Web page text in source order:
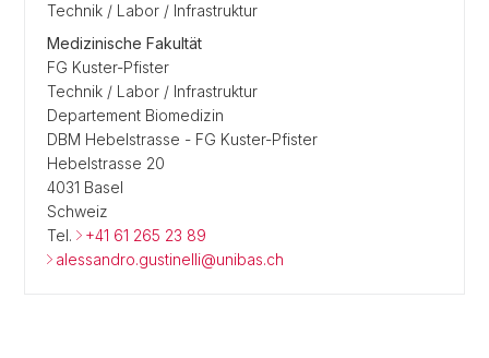
Technik / Labor / Infrastruktur
Medizinische Fakultät
FG Kuster-Pfister
Technik / Labor / Infrastruktur
Departement Biomedizin
DBM Hebelstrasse - FG Kuster-Pfister
Hebelstrasse 20
4031 Basel
Schweiz
Tel.
+41 61 265 23 89
alessandro.gustinelli@unibas.ch